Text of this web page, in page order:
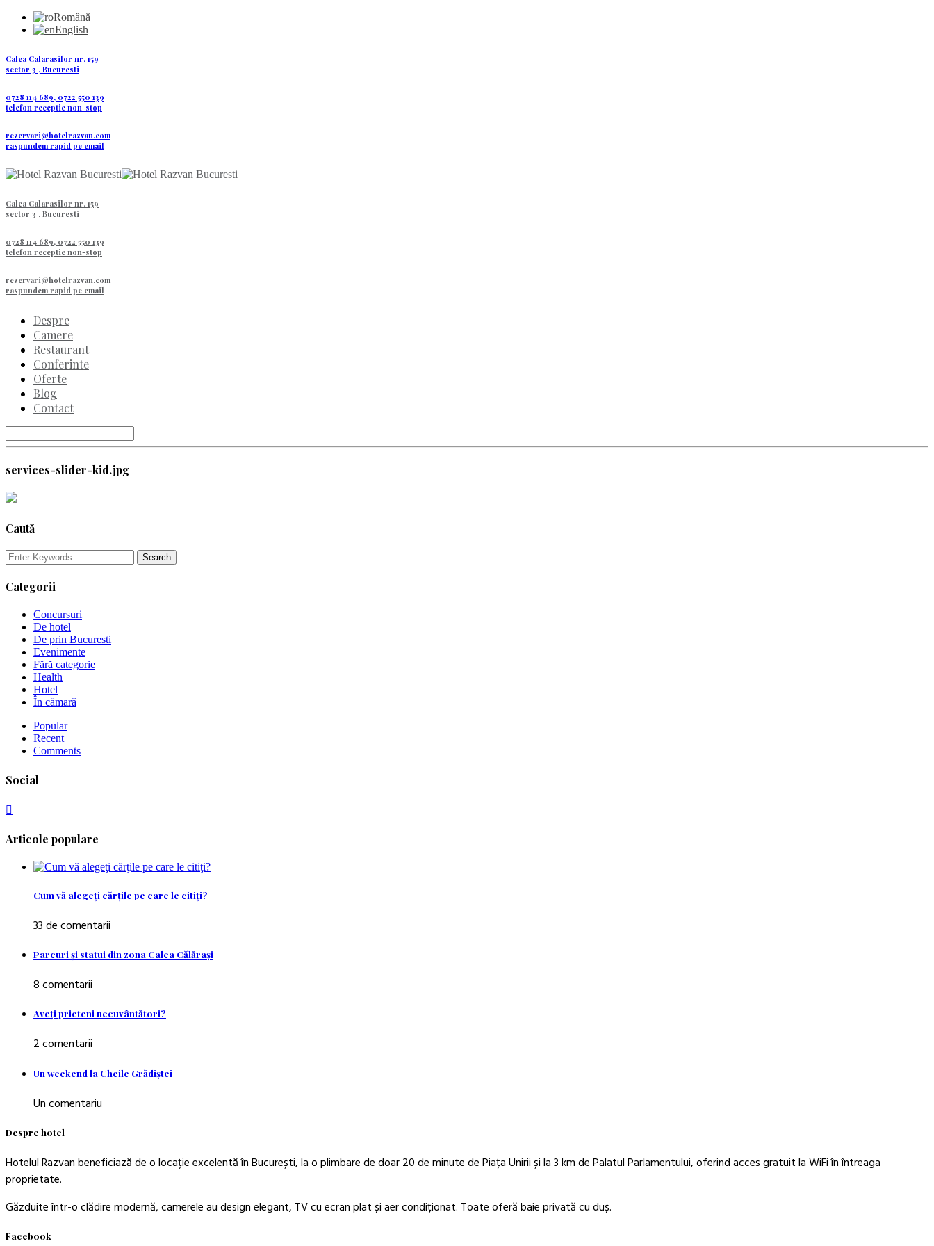
Română
English
Calea Calarasilor nr. 159
sector 3 , Bucuresti
0728 114 689, 0722 550 139
telefon receptie non-stop
rezervari@hotelrazvan.com
raspundem rapid pe email
Calea Calarasilor nr. 159
sector 3 , Bucuresti
0728 114 689, 0722 550 139
telefon receptie non-stop
rezervari@hotelrazvan.com
raspundem rapid pe email
Despre
Camere
Restaurant
Conferinte
Oferte
Blog
Contact
services-slider-kid.jpg
Caută
Categorii
Concursuri
De hotel
De prin Bucuresti
Evenimente
Fără categorie
Health
Hotel
În cămară
Popular
Recent
Comments
Social
Articole populare
Cum vă alegeţi cărţile pe care le citiţi?
33 de comentarii
Parcuri şi statui din zona Calea Călăraşi
8 comentarii
Aveţi prieteni necuvântători?
2 comentarii
Un weekend la Cheile Grădiştei
Un comentariu
Despre hotel
Hotelul Razvan beneficiază de o locație excelentă în București, la o plimbare de doar 20 de minute de Piața Unirii și la 3 km de Palatul Parlamentului, oferind acces gratuit la WiFi în întreaga
proprietate.
Găzduite într-o clădire modernă, camerele au design elegant, TV cu ecran plat și aer condiționat. Toate oferă baie privată cu duș.
Facebook